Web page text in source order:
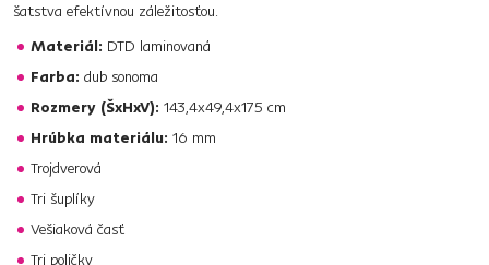
šatstva efektívnou záležitosťou.
Materiál: DTD laminovaná
Farba: dub sonoma
Rozmery (ŠxHxV): 143,4x49,4x175 cm
Hrúbka materiálu: 16 mm
Trojdverová
Tri šuplíky
Vešiaková časť
Tri poličky